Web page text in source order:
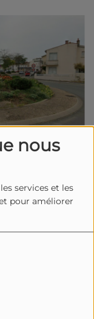
nous
services et les
pour améliorer
de
pour limiter
la vie des
Quatre